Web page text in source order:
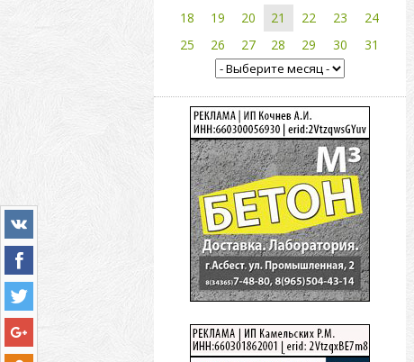
18
19 20 21 22 23
24
25
26 27 28 29 30 31